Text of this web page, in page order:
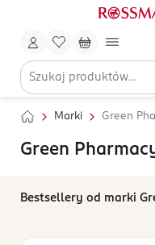
Marki Green
Green
Bestsellery od marki